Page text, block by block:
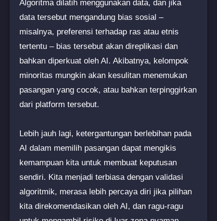
Algoritma dilatih menggunakan data, dan jika
data tersebut mengandung bias sosial –
misalnya, preferensi terhadap ras atau etnis
tertentu – bias tersebut akan direplikasi dan
bahkan diperkuat oleh AI. Akibatnya, kelompok
minoritas mungkin akan kesulitan menemukan
pasangan yang cocok, atau bahkan terpinggirkan
dari platform tersebut.
Lebih jauh lagi, ketergantungan berlebihan pada
AI dalam memilih pasangan dapat mengikis
kemampuan kita untuk membuat keputusan
sendiri. Kita menjadi terbiasa dengan validasi
algoritmik, merasa lebih percaya diri jika pilihan
kita direkomendasikan oleh AI, dan ragu-ragu